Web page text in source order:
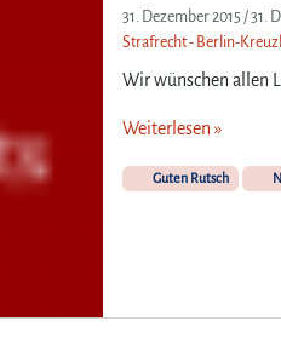
31. Dezember 2015 /31.
Strafrecht - Berlin-
Wir wünschen allen
Weiterlesen »
Guten Rutsch